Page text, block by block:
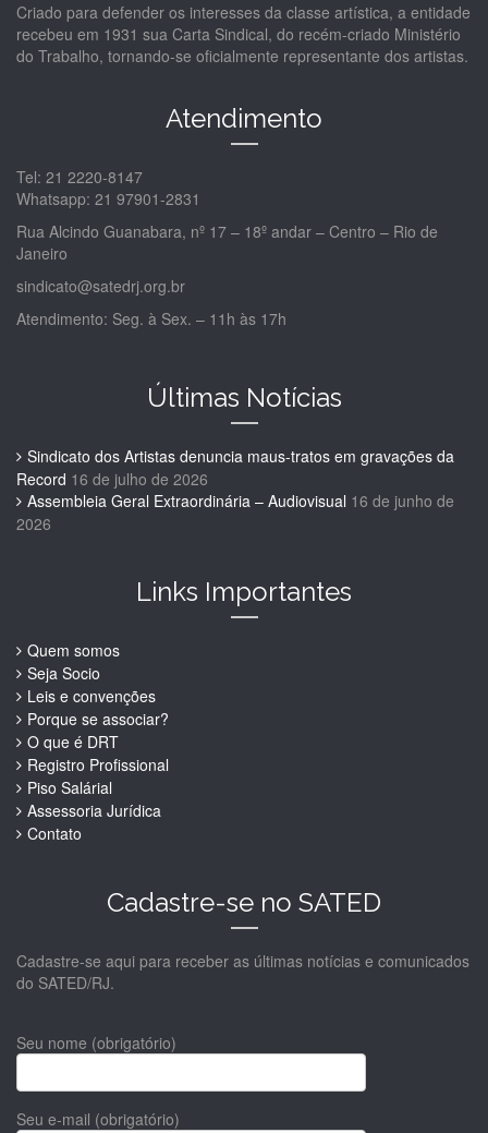
Criado para defender os interesses da classe artística, a entidade
recebeu em 1931 sua Carta Sindical, do recém-criado Ministério
do Trabalho, tornando-se oficialmente representante dos artistas.
Atendimento
Tel: 21 2220-8147
Whatsapp: 21 97901-2831
Rua Alcindo Guanabara, nº 17 – 18º andar – Centro – Rio de
Janeiro
sindicato@satedrj.org.br
Atendimento: Seg. à Sex. – 11h às 17h
Últimas Notícias
Sindicato dos Artistas denuncia maus-tratos em gravações da
Record 16 de julho de 2026
Assembleia Geral Extraordinária – Audiovisual 16 de junho de
2026
Links Importantes
Quem somos
Seja Socio
Leis e convenções
Porque se associar?
O que é DRT
Registro Profissional
Piso Salárial
Assessoria Jurídica
Contato
Cadastre-se no SATED
Cadastre-se aqui para receber as últimas notícias e comunicados
do SATED/RJ.
Seu nome (obrigatório)
Seu e-mail (obrigatório)